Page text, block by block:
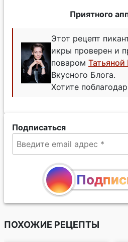
Приятного
Этот рецепт
икры проверен и
поваром Татьяной
Вкусного Блога.
Хотите
Подписаться
ПОХОЖИЕ РЕЦЕПТЫ